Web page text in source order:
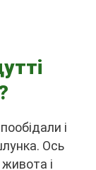
і
Ось
і